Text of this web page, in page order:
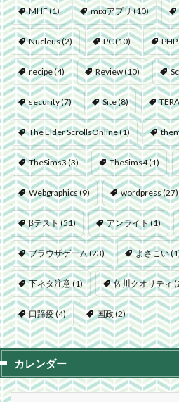
MHF(1) mixiアプリ(10)
Nucleus(2) PC(10) PHP
recipe(4) Review(10)
security(7) Site(8) TERA
The Elder ScrollsOnline(1)
TheSims3(3) TheSims4(1)
Webgraphics(9) wordpress(27)
βテスト (51) アンライト(1)
ブラウザゲーム(23) よさこい
下ネタ注意(1) 佐川クオリティ
口蹄疫(4) 国政(2)
カレンダー